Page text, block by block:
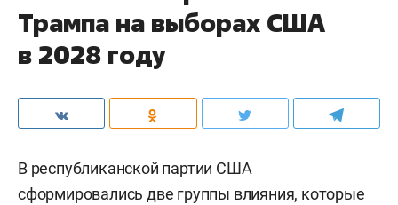
Трампа на выборах США
в 2028 году
В республиканской партии США
сформировались две группы влияния, которые